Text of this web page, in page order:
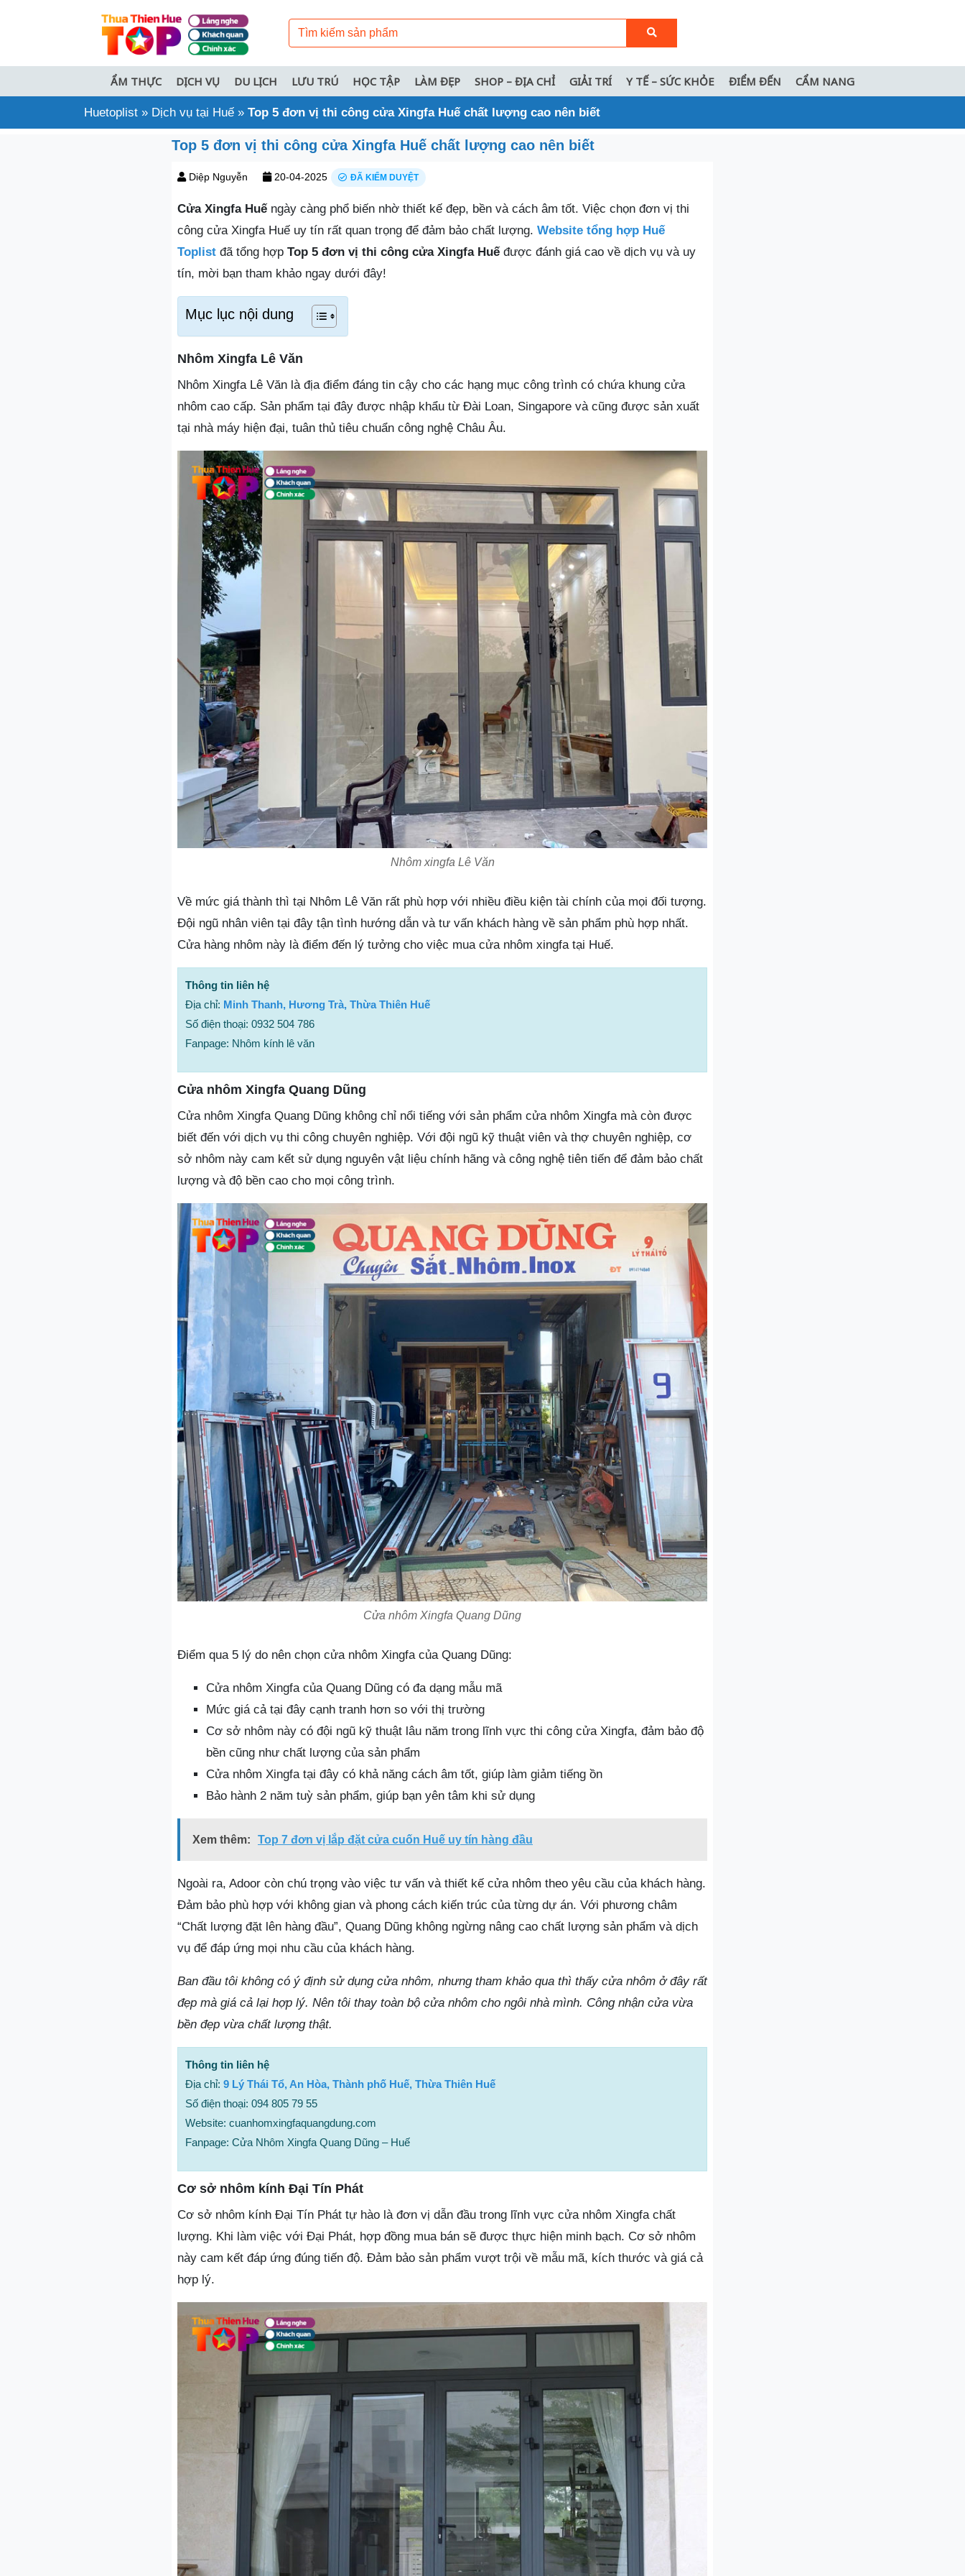
ẨM THỰC DỊCH VỤ DU LỊCH LƯU TRÚ HỌC TẬP LÀM ĐẸP SHOP – ĐỊA CHỈ GIẢI TRÍ Y TẾ – SỨC KHỎE ĐIỂM ĐẾN CẨM NANG
Huetoplist » Dịch vụ tại Huế » Top 5 đơn vị thi công cửa Xingfa Huế chất lượng cao nên biết
Top 5 đơn vị thi công cửa Xingfa Huế chất lượng cao nên biết
Diệp Nguyễn 20-04-2025 ĐÃ KIỂM DUYỆT
Cửa Xingfa Huếngày càng phổ biến nhờ thiết kế đẹp, bền và cách âm tốt. Việc chọn đơn vị thi
công cửa Xingfa Huế uy tín rất quan trọng để đảm bảo chất lượng. Website tổng hợp Huế
Toplist đã tổng hợp Top 5 đơn vị thi công cửa Xingfa Huếđược đánh giá cao về dịch vụ và uy
tín, mời bạn tham khảo ngay dưới đây!
Mục lục nội dung
Nhôm Xingfa Lê Văn
Nhôm Xingfa Lê Văn là địa điểm đáng tin cậy cho các hạng mục công trình có chứa khung cửa
nhôm cao cấp. Sản phẩm tại đây được nhập khẩu từ Đài Loan, Singapore và cũng được sản xuất
tại nhà máy hiện đại, tuân thủ tiêu chuẩn công nghệ Châu Âu.
Nhôm xingfa Lê Văn
Về mức giá thành thì tại Nhôm Lê Văn rất phù hợp với nhiều điều kiện tài chính của mọi đối tượng.
Đội ngũ nhân viên tại đây tận tình hướng dẫn và tư vấn khách hàng về sản phẩm phù hợp nhất.
Cửa hàng nhôm này là điểm đến lý tưởng cho việc mua cửa nhôm xingfa tại Huế.
Thông tin liên hệ
Địa chỉ: Minh Thanh, Hương Trà, Thừa Thiên Huế
Số điện thoại: 0932 504 786
Fanpage: Nhôm kính lê văn
Cửa nhôm Xingfa Quang Dũng
Cửa nhôm Xingfa Quang Dũng không chỉ nổi tiếng với sản phẩm cửa nhôm Xingfa mà còn được
biết đến với dịch vụ thi công chuyên nghiệp. Với đội ngũ kỹ thuật viên và thợ chuyên nghiệp, cơ
sở nhôm này cam kết sử dụng nguyên vật liệu chính hãng và công nghệ tiên tiến để đảm bảo chất
lượng và độ bền cao cho mọi công trình.
Cửa nhôm Xingfa Quang Dũng
Điểm qua 5 lý do nên chọn cửa nhôm Xingfa của Quang Dũng:
Cửa nhôm Xingfa của Quang Dũng có đa dạng mẫu mã
Mức giá cả tại đây cạnh tranh hơn so với thị trường
Cơ sở nhôm này có đội ngũ kỹ thuật lâu năm trong lĩnh vực thi công cửa Xingfa, đảm bảo độ
bền cũng như chất lượng của sản phẩm
Cửa nhôm Xingfa tại đây có khả năng cách âm tốt, giúp làm giảm tiếng ồn
Bảo hành 2 năm tuỳ sản phẩm, giúp bạn yên tâm khi sử dụng
Xem thêm: Top 7 đơn vị lắp đặt cửa cuốn Huế uy tín hàng đầu
Ngoài ra, Adoor còn chú trọng vào việc tư vấn và thiết kế cửa nhôm theo yêu cầu của khách hàng.
Đảm bảo phù hợp với không gian và phong cách kiến trúc của từng dự án. Với phương châm
“Chất lượng đặt lên hàng đầu”, Quang Dũng không ngừng nâng cao chất lượng sản phẩm và dịch
vụ để đáp ứng mọi nhu cầu của khách hàng.
Ban đầu tôi không có ý định sử dụng cửa nhôm, nhưng tham khảo qua thì thấy cửa nhôm ở đây rất
đẹp mà giá cả lại hợp lý. Nên tôi thay toàn bộ cửa nhôm cho ngôi nhà mình. Công nhận cửa vừa
bền đẹp vừa chất lượng thật.
Thông tin liên hệ
Địa chỉ: 9 Lý Thái Tổ, An Hòa, Thành phố Huế, Thừa Thiên Huế
Số điện thoại: 094 805 79 55
Website: cuanhomxingfaquangdung.com
Fanpage: Cửa Nhôm Xingfa Quang Dũng – Huế
Cơ sở nhôm kính Đại Tín Phát
Cơ sở nhôm kính Đại Tín Phát tự hào là đơn vị dẫn đầu trong lĩnh vực cửa nhôm Xingfa chất
lượng. Khi làm việc với Đại Phát, hợp đồng mua bán sẽ được thực hiện minh bạch. Cơ sở nhôm
này cam kết đáp ứng đúng tiến độ. Đảm bảo sản phẩm vượt trội về mẫu mã, kích thước và giá cả
hợp lý.